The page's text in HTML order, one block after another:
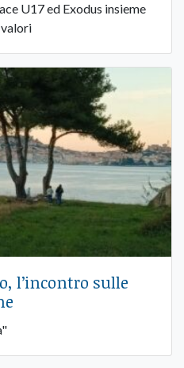
U17 ed Exodus insieme
l’incontro sulle